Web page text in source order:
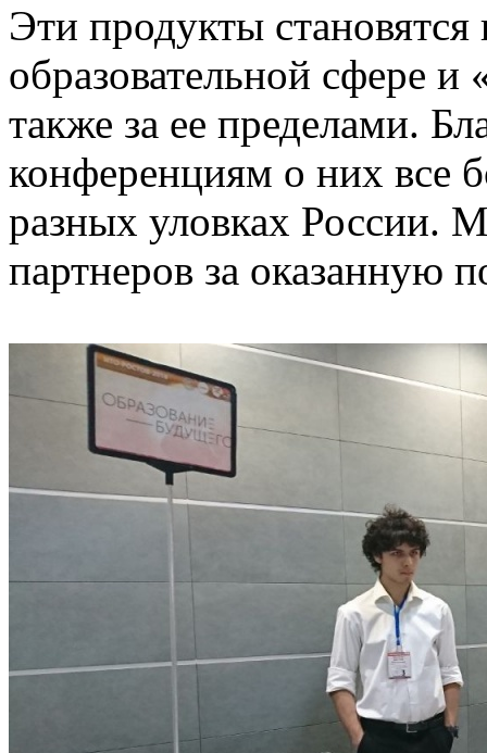
Эти продукты
образовательной сфере и
также за ее пределами.
конференциям о них все
разных уловках России.
партнеров за оказанную